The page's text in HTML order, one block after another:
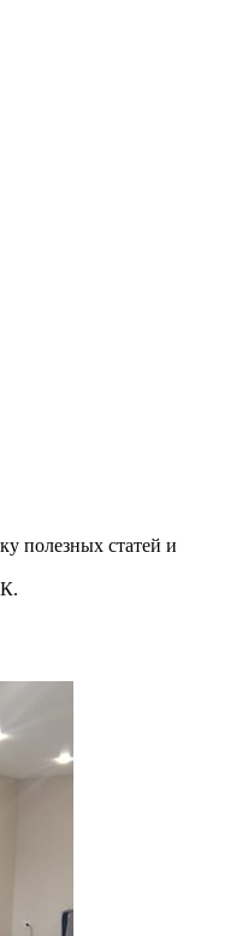
полезных статей и